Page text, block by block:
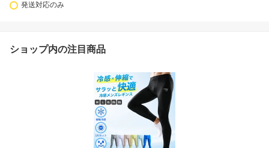
発送対応のみ
ショップ内の注目商品